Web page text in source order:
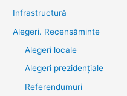
Infrastructură
Alegeri. Recensăminte
Alegeri locale
Alegeri prezidențiale
Referendumuri